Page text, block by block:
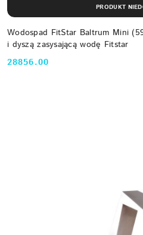
Wodospad FitStar Baltrum Mini
i dyszą zasysającą wodę Fitstar
Cena:
28856.00
PRODUKT